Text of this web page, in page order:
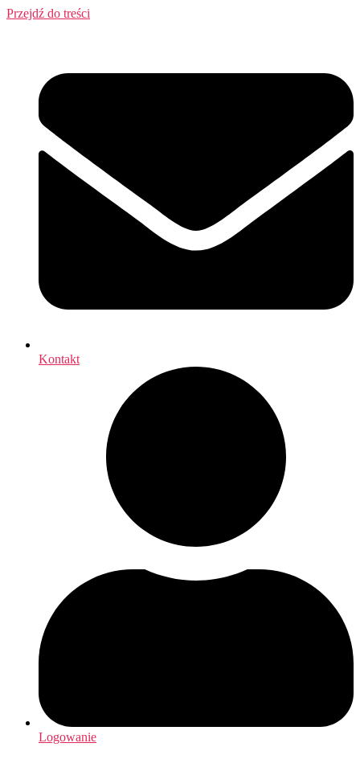
Przejdź do treści
Kontakt
Logowanie